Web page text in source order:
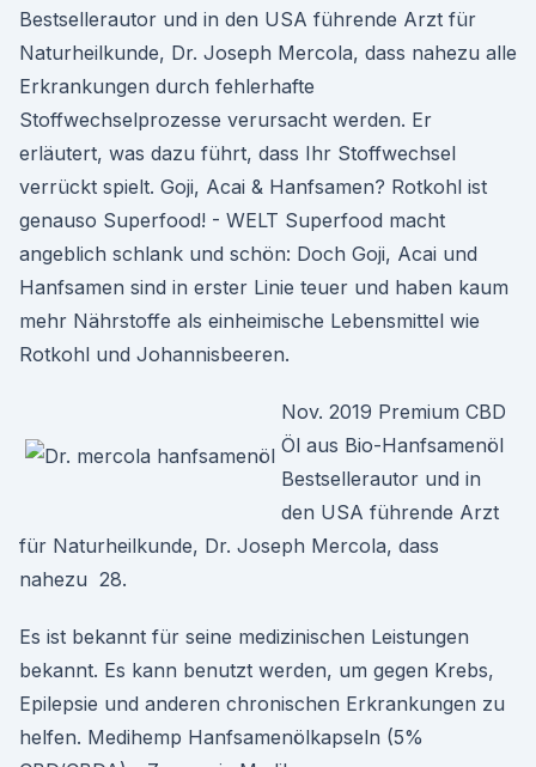
Bestsellerautor und in den USA führende Arzt für
Naturheilkunde, Dr. Joseph Mercola, dass nahezu alle
Erkrankungen durch fehlerhafte
Stoffwechselprozesse verursacht werden. Er
erläutert, was dazu führt, dass Ihr Stoffwechsel
verrückt spielt. Goji, Acai & Hanfsamen? Rotkohl ist
genauso Superfood! - WELT Superfood macht
angeblich schlank und schön: Doch Goji, Acai und
Hanfsamen sind in erster Linie teuer und haben kaum
mehr Nährstoffe als einheimische Lebensmittel wie
Rotkohl und Johannisbeeren.
Nov. 2019 Premium CBD
Öl aus Bio-Hanfsamenöl
Bestsellerautor und in
den USA führende Arzt
für Naturheilkunde, Dr. Joseph Mercola, dass
nahezu 28.
Es ist bekannt für seine medizinischen Leistungen
bekannt. Es kann benutzt werden, um gegen Krebs,
Epilepsie und anderen chronischen Erkrankungen zu
helfen. Medihemp Hanfsamenölkapseln (5%